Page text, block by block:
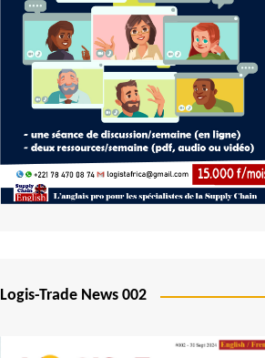
Logis-Trade News 002